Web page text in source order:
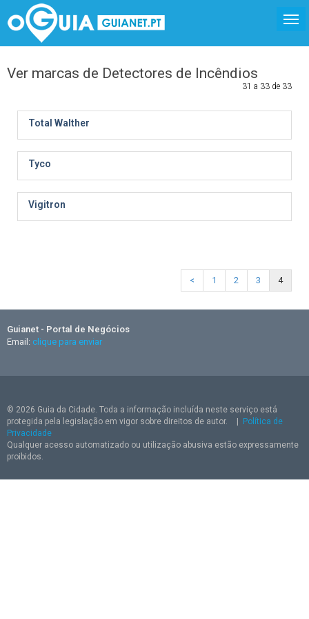
Ver marcas de Detectores de Incêndios
31 a 33 de 33
Total Walther
Tyco
Vigitron
< 1 2 3 4
Guianet - Portal de Negócios
Email: clique para enviar
© 2026 Guia da Cidade. Toda a informação incluída neste serviço está
protegida pela legislação em vigor sobre direitos de autor.
Política de
Privacidade
Qualquer acesso automatizado ou utilização abusiva estão expressamente
proibidos.